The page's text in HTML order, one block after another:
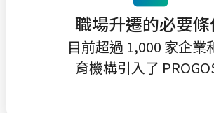
職場升遷的必要
目前超過 1,000 家企業
育機構引入了